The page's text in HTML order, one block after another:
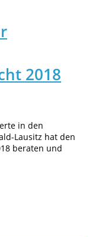
2018
in den
Lausitz hat den
beraten und